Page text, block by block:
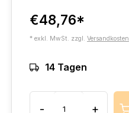
€48,76*
* exkl. MwSt. zzgl. Versandkosten
14 Tagen
- +